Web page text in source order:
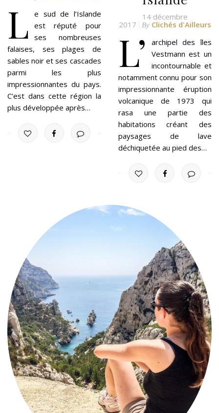
L e sud de l’Islande
est réputé pour
ses nombreuses
falaises, ses plages de
sables noir et ses cascades
parmi les plus
impressionnantes du pays.
C’est dans cette région la
plus développée après…
14 décembre
2017
By Clichés d'Ailleurs
L’
archipel des îles
Vestmann est un
incontournable et
notamment connu pour son
impressionnante éruption
volcanique de 1973 qui
rasa une partie des
habitations créant des
paysages de lave
déchiquetée au pied des…